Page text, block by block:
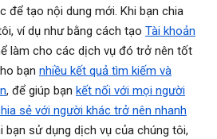
để tạo nội dung mới. Khi bạn chia
ví dụ như bằng cách tạo Tài khoản
làm cho các dịch vụ đó trở nên tốt
bạn nhiều kết quả tìm kiếm và
, để giúp bạn kết nối với mọi người
sẻ với người khác trở nên nhanh
bạn sử dụng dịch vụ của chúng tôi,